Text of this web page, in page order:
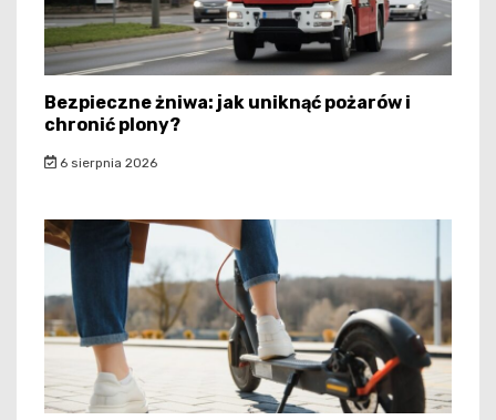
Bezpieczne żniwa: jak uniknąć pożarów i
chronić plony?
6 sierpnia 2026